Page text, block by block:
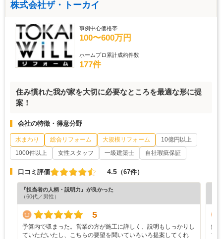
株式会社ザ・トーカイ
事例中心価格帯
100〜600万円
ホームプロ累計成約件数
177件
住み慣れた我が家を大切に必要なところを最適な形に提
案！
会社の特徴・得意分野
水まわり 総合リフォーム 大規模リフォーム
10億円以上
1000件以上
女性スタッフ 一級建築士 自社瑕疵保証
口コミ評価 4.5 （67件）
『担当者の人柄・説明力』が良かった
（60代／男性）
5
予算内で収まった。営業の方が施工に詳しく、説明もしっかりし
ていただいたし、こちらの要望を聞いていろいろ提案してくれ
解
て